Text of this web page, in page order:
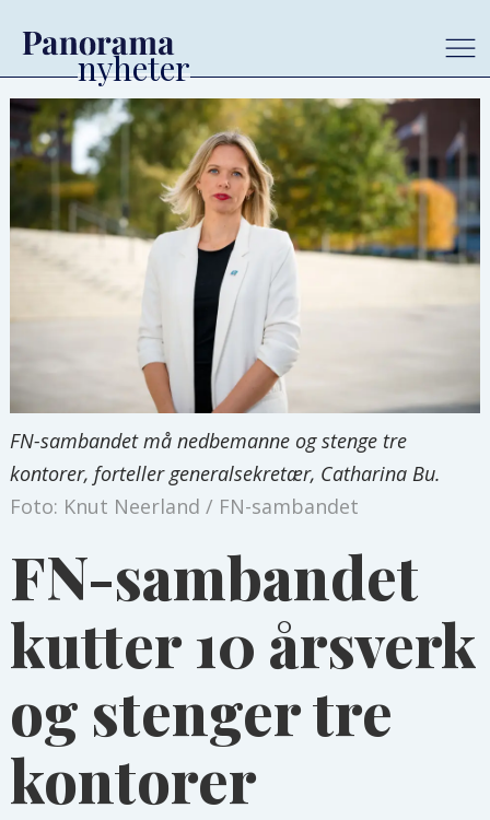
FN-sambandet må nedbemanne og stenge tre
kontorer, forteller generalsekretær, Catharina Bu.
Foto: Knut Neerland / FN-sambandet
FN-sambandet
kutter 10 årsverk
og stenger tre
kontorer